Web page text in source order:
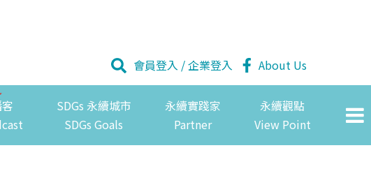
會員登入 /企業登入 About Us
SDGs 永續城市
SDGs Goals
永續實踐家
Partner
永續觀點
View Point